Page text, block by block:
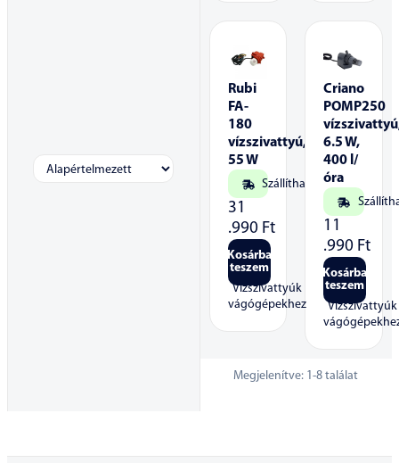
Rubi
FA-
180
vízszivattyú,
55 W
Szállítható
31
.990 Ft
Kosárba
teszem
Vízszivattyúk
vágógépekhez
Criano
POMP250
6.5 W,
400 l/
óra
11
.990 Ft
Kosárba
teszem
Vízszivattyúk
Megjelenítve: 1-8 találat